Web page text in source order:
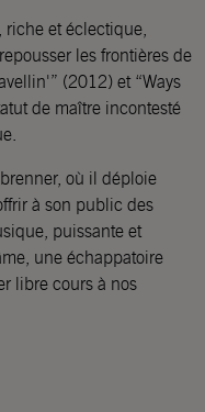
et éclectique,
les frontières de
(2012) et “Ways
de maître incontesté
où il déploie
à son public des
puissante et
une échappatoire
libre cours à nos